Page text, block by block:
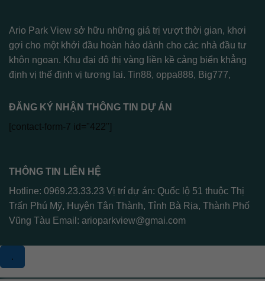
Ario Park View sở hữu những giá trị vượt thời gian, khơi
gợi cho một khởi đầu hoàn hảo dành cho các nhà đầu tư
khôn ngoan. Khu đại đô thị vàng liền kề cảng biển khẳng
định vị thế định vị tương lai. Tin88, oppa888, Big777,
ĐĂNG KÝ NHẬN THÔNG TIN DỰ ÁN
[contact-form-7 id="422"]
THÔNG TIN LIÊN HỆ
Hotline: 0969.23.33.23 Vị trí dự án: Quốc lộ 51 thuộc Thị
Trấn Phú Mỹ, Huyện Tân Thành, Tỉnh Bà Rịa, Thành Phố
Vũng Tàu Email: arioparkview@gmai.com
.